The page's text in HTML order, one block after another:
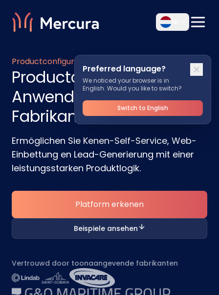
Preferred language?
We noticed your browser is in
English. Would you like to switch?
Switch to English
Productconfigurator
Productconfigurator-
Anwendungsfälle für
Fabrikanten
Ermöglichen Sie Kenen-Self-Service, Web-
Einbettung en Lead-Generierung mit einer
leistungsstarken Produktlogik.
Platform erkenen
Beispiele ansehen
Vertrouwd door toonaangevende fabrikanten